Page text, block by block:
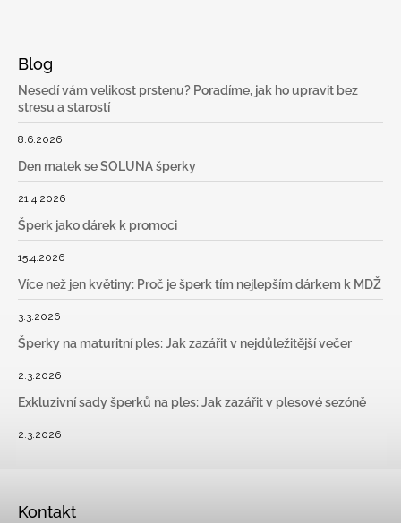
Blog
Nesedí vám velikost prstenu? Poradíme, jak ho upravit bez
stresu a starostí
8.6.2026
Den matek se SOLUNA šperky
21.4.2026
Šperk jako dárek k promoci
15.4.2026
Více než jen květiny: Proč je šperk tím nejlepším dárkem k MDŽ
3.3.2026
Šperky na maturitní ples: Jak zazářit v nejdůležitější večer
2.3.2026
Exkluzivní sady šperků na ples: Jak zazářit v plesové sezóně
2.3.2026
Kontakt